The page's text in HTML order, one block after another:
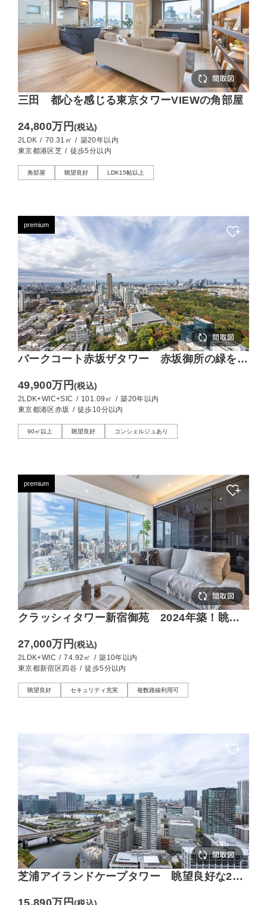
三田 都心を感じる東京タワーVIEWの角部屋
24,800万円(税込)
2LDK / 70.31㎡ / 築20年以内
東京都港区芝 / 徒歩5分以内
角部屋 眺望良好 LDK15帖以上
premium
パークコート赤坂ザタワー 赤坂御所の緑を見
49,900万円(税込)
2LDK+WIC+SIC / 101.09㎡ / 築20年以内
東京都港区赤坂 / 徒歩10分以内
90㎡以上 眺望良好 コンシェルジュあり
premium
クラッシィタワー新宿御苑 2024年築！眺望
27,000万円(税込)
2LDK+WIC / 74.92㎡ / 築10年以内
東京都新宿区四谷 / 徒歩5分以内
眺望良好 セキュリティ充実 複数路線利用可
芝浦アイランドケープタワー 眺望良好な29
15,890万円